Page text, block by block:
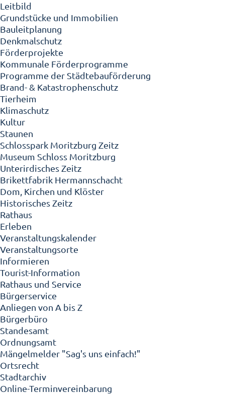
Leitbild
Grundstücke und Immobilien
Bauleitplanung
Denkmalschutz
Förderprojekte
Kommunale Förderprogramme
Programme der Städtebauförderung
Brand- & Katastrophenschutz
Tierheim
Klimaschutz
Kultur
Staunen
Schlosspark Moritzburg Zeitz
Museum Schloss Moritzburg
Unterirdisches Zeitz
Brikettfabrik Hermannschacht
Dom, Kirchen und Klöster
Historisches Zeitz
Rathaus
Erleben
Veranstaltungskalender
Veranstaltungsorte
Informieren
Tourist-Information
Rathaus und Service
Bürgerservice
Anliegen von A bis Z
Bürgerbüro
Standesamt
Ordnungsamt
Mängelmelder "Sag's uns einfach!"
Ortsrecht
Stadtarchiv
Online-Terminvereinbarung